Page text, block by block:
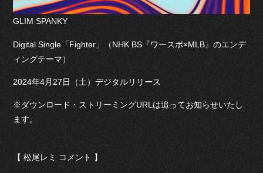
GLIM SPANKY
Digital Single「Fighter」（NHK BS『ワースポ×MLB』のエンデ
ィングテーマ）
2024年4月27日（土）デジタルリリース
※ダウンロード・ストリーミングURLは追ってお知らせいたし
ます。
【 松尾レミ コメント 】